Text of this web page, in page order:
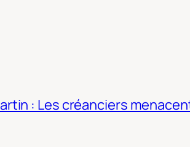
: Les créanciers